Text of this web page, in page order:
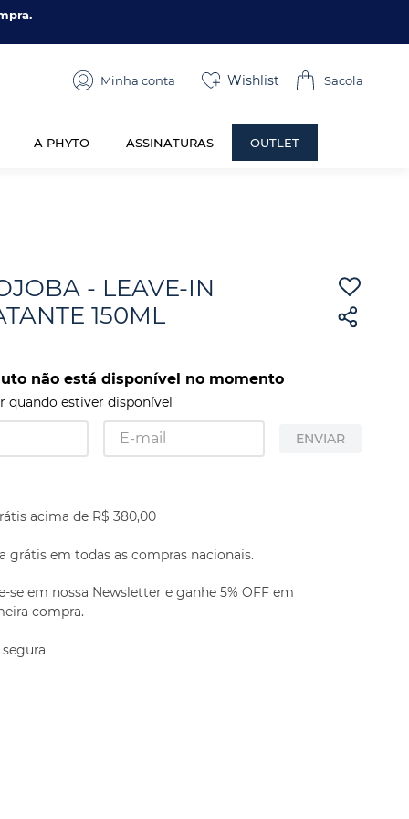
Minha conta Wishlist
A PHYTO ASSINATURAS OUTLET
- LEAVE-IN
150ML
não está disponível no momento
quando estiver disponível
ENVIAR
acima de R$ 380,00
grátis em todas as compras nacionais.
se em nossa Newsletter e ganhe 5% OFF em
compra.